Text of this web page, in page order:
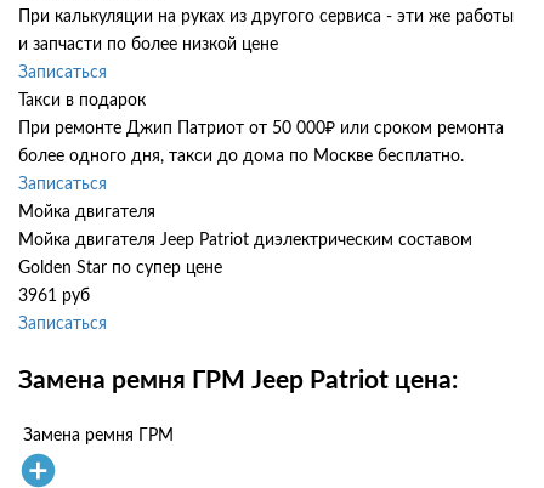
При калькуляции на руках из другого сервиса - эти же работы
и запчасти по более низкой цене
Записаться
Такси в подарок
При ремонте Джип Патриот от 50 000₽ или сроком ремонта
более одного дня, такси до дома по Москве бесплатно.
Записаться
Мойка двигателя
Мойка двигателя Jeep Patriot диэлектрическим составом
Golden Star по супер цене
3961 руб
Записаться
Замена ремня ГРМ Jeep Patriot цена:
Замена ремня ГРМ